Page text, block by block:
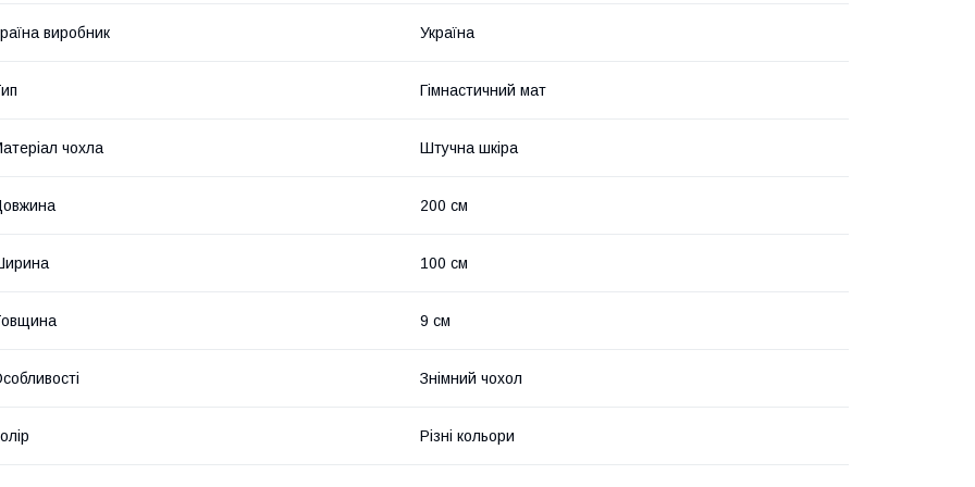
виробник Україна
Гімнастичний мат
чохла Штучна шкіра
200 см
100 см
9 см
Знімний чохол
Різні кольори